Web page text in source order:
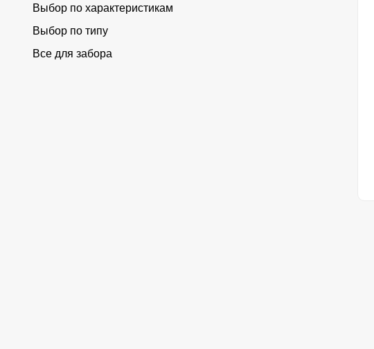
Выбор по характеристикам
Выбор по типу
Все для забора